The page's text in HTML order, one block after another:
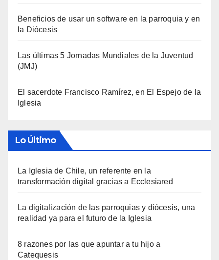
Beneficios de usar un software en la parroquia y en
la Diócesis
Las últimas 5 Jornadas Mundiales de la Juventud
(JMJ)
El sacerdote Francisco Ramírez, en El Espejo de la
Iglesia
Lo Último
La Iglesia de Chile, un referente en la
transformación digital gracias a Ecclesiared
La digitalización de las parroquias y diócesis, una
realidad ya para el futuro de la Iglesia
8 razones por las que apuntar a tu hijo a
Catequesis